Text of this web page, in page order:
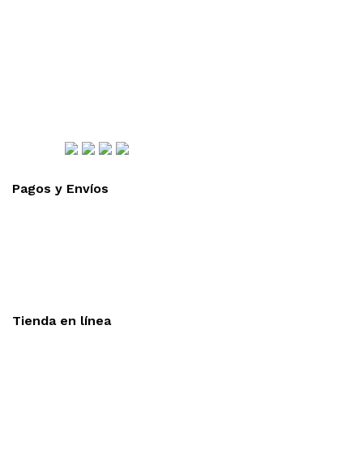
Pagos y Envíos
Tienda en línea